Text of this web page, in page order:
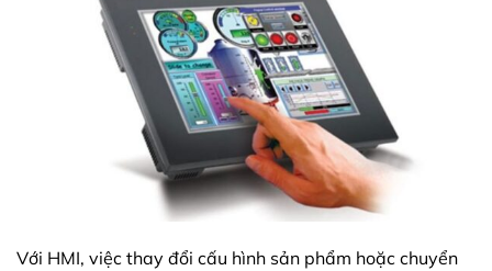
Với HMI, việc thay đổi cấu hình sản phẩm hoặc chuyển